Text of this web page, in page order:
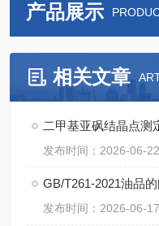
产品展示
相关文章
二甲基亚砜结晶点测
发布时间：2026-06-22
GB/T261-2021油品
发布时间：2026-06-17